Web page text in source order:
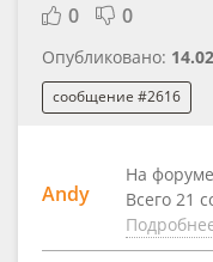
0 0
Опубликовано:
сообщение #2616
Andy
На
Всего 21